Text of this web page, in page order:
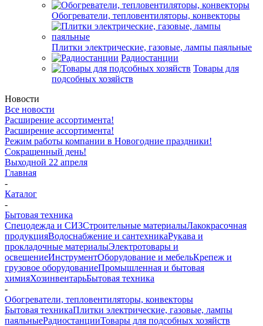
Обогреватели, тепловентиляторы, конвекторы
Плитки электрические, газовые, лампы паяльные
Радиостанции
Товары для
подсобных хозяйств
Новости
Все новости
Расширение ассортимента!
Расширение ассортимента!
Режим работы компании в Новогодние праздники!
Сокращенный день!
Выходной 22 апреля
Главная
-
Каталог
-
Бытовая техника
Спецодежда и СИЗСтроительные материалыЛакокрасочная
продукцияВодоснабжение и сантехникаРукава и
прокладочные материалыЭлектротовары и
освещениеИнструментОборудование и мебельКрепеж и
грузовое оборудованиеПромышленная и бытовая
химияХозинвентарьБытовая техника
-
Обогреватели, тепловентиляторы, конвекторы
Бытовая техникаПлитки электрические, газовые, лампы
паяльныеРадиостанцииТовары для подсобных хозяйств